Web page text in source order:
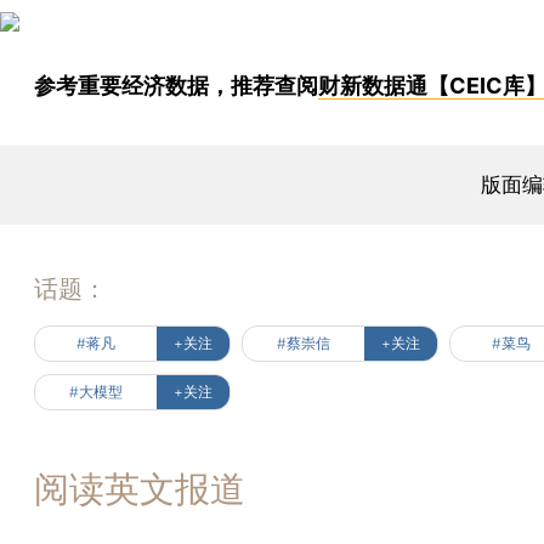
参考重要经济数据，推荐查阅财新数据通【CEIC库】
版面
话题：
#蒋凡 +关注 #蔡崇信 +关注 #菜鸟
#大模型 +关注
阅读英文报道